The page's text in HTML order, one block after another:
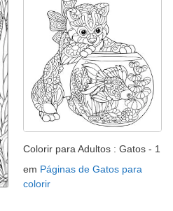
Colorir para Adultos : Gatos - 1
em Páginas de Gatos para
colorir